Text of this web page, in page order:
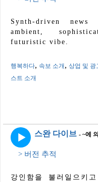
Synth-driven
ambient,
futuristic vibe.
행복하다, 속보 소개 , 상업 및 광
스트 소개
스완 다이브 - ~에
> 버전 추적
강인함을 불러일으키